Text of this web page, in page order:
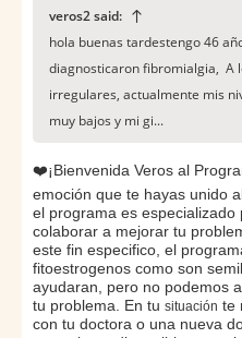
veros2 said:
hola buenas tardestengo 46
diagnosticaron fibromialgia, A
irregulares, actualmente mis
muy bajos y mi gi...
❤️️¡Bienvenida Veros al
emoción que te hayas unido
el programa es
colaborar a mejorar tu
este fin especifico, el
fitoestrogenos como son
ayudaran, pero no podemos
tu problema. En tu situación te
con tu doctora o una nueva